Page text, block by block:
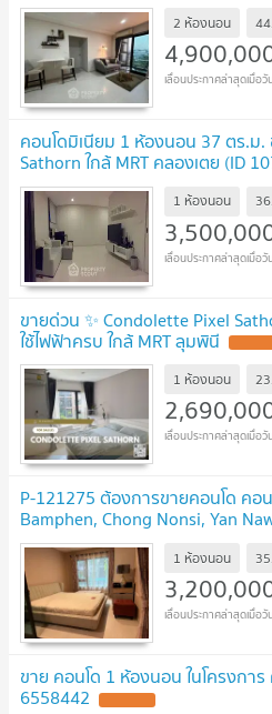
2 ห้องนอน
คอนโดมิเนียม 1 ห้องนอน 37 ตร.ม.
Sathorn ใกล้ MRT คลองเตย (ID
1 ห้องนอน
ขายด่วน ✨ Condolette Pixel
ใช้ไฟฟ้าครบ ใกล้ MRT ลุมพินี
1 ห้องนอน
P-121275 ต้องการขายคอนโด คอ
Bamphen, Chong Nonsi, Yan
@easythaihome 085-592-2897
1 ห้องนอน
ขาย คอนโด 1 ห้องนอน ในโครงกา
6558442